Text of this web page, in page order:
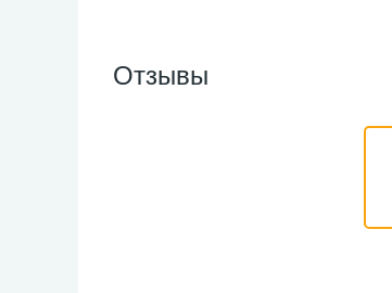
Отзывы